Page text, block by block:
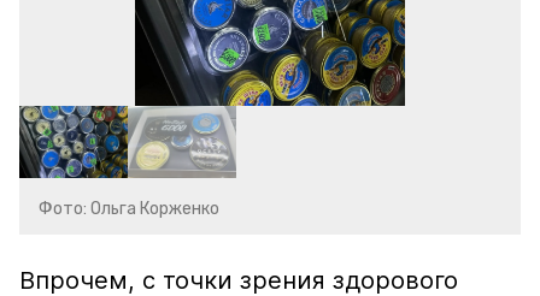
Фото: Ольга Корженко
Впрочем, с точки зрения здорового